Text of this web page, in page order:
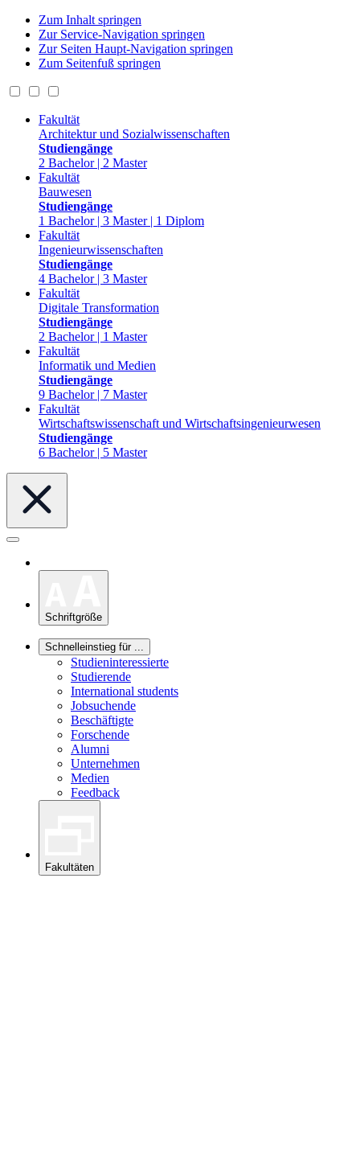
Zum Inhalt springen
Zur Service-Navigation springen
Zur Seiten Haupt-Navigation springen
Zum Seitenfuß springen
Fakultät
Architektur und Sozialwissenschaften
Studiengänge
2 Bachelor | 2 Master
Fakultät
Bauwesen
Studiengänge
1 Bachelor | 3 Master | 1 Diplom
Fakultät
Ingenieurwissenschaften
Studiengänge
4 Bachelor | 3 Master
Fakultät
Digitale Transformation
Studiengänge
2 Bachelor | 1 Master
Fakultät
Informatik und Medien
Studiengänge
9 Bachelor | 7 Master
Fakultät
Wirtschaftswissenschaft und Wirtschaftsingenieurwesen
Studiengänge
6 Bachelor | 5 Master
Schriftgröße
Schnelleinstieg für ...
Studieninteressierte
Studierende
International students
Jobsuchende
Beschäftigte
Forschende
Alumni
Unternehmen
Medien
Feedback
Fakultäten